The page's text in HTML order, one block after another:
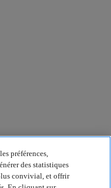
préférences,
des statistiques
convivial, et offrir